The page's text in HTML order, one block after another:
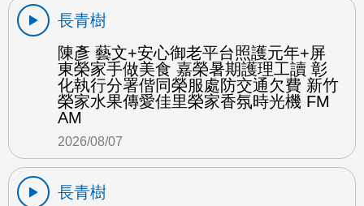
長青樹
陳彥 藝文+安心御老平台照護元年+屏
東榮家手做美食 嘉榮暑期護理工讀 彰
化執行分署偕同榮服處防交通欠費 新竹
榮家水果傳愛佳里榮家香氛時光機 FM
AM
2026/08/07
長青樹